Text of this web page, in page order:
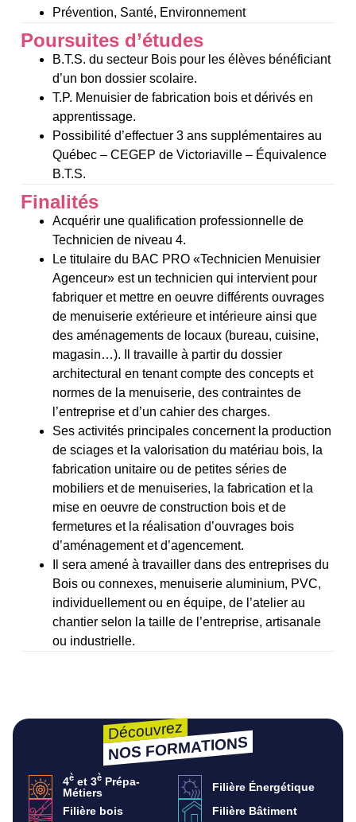
Prévention, Santé, Environnement
Poursuites d’études
B.T.S. du secteur Bois pour les élèves bénéficiant
d’un bon dossier scolaire.
T.P. Menuisier de fabrication bois et dérivés en
apprentissage.
Possibilité d’effectuer 3 ans supplémentaires au
Québec – CEGEP de Victoriaville – Équivalence
B.T.S.
Finalités
Acquérir une qualification professionnelle de
Technicien de niveau 4.
Le titulaire du BAC PRO «Technicien Menuisier
Agenceur» est un technicien qui intervient pour
fabriquer et mettre en oeuvre différents ouvrages
de menuiserie extérieure et intérieure ainsi que
des aménagements de locaux (bureau, cuisine,
magasin…). Il travaille à partir du dossier
architectural en tenant compte des concepts et
normes de la menuiserie, des contraintes de
l’entreprise et d’un cahier des charges.
Ses activités principales concernent la production
de sciages et la valorisation du matériau bois, la
fabrication unitaire ou de petites séries de
mobiliers et de menuiseries, la fabrication et la
mise en oeuvre de construction bois et de
fermetures et la réalisation d’ouvrages bois
d’aménagement et d’agencement.
Il sera amené à travailler dans des entreprises du
Bois ou connexes, menuiserie aluminium, PVC,
individuellement ou en équipe, de l’atelier au
chantier selon la taille de l’entreprise, artisanale
ou industrielle.
Découvrez
NOS FORMATIONS
4èet 3èPrépa-
Métiers
Filière bois
Filière Énergétique
Filière Bâtiment